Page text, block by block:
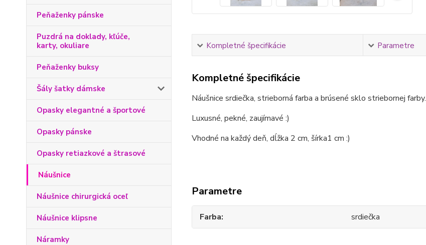
Peňaženky pánske
Puzdrá na doklady, kľúče,
karty, okuliare
Peňaženky buksy
Šály šatky dámske
Opasky elegantné a športové
Opasky pánske
Opasky retiazkové a štrasové
Náušnice
Náušnice chirurgická oceľ
Náušnice klipsne
Náramky
Kompletné špecifikácie Parametre
Kompletné špecifikácie
Náušnice srdiečka, strieborná farba a brúsené sklo striebornej farby.
Luxusné, pekné, zaujímavé :)
Vhodné na každý deň, dĺžka 2 cm, šírka1 cm :)
Parametre
Farba srdiečka